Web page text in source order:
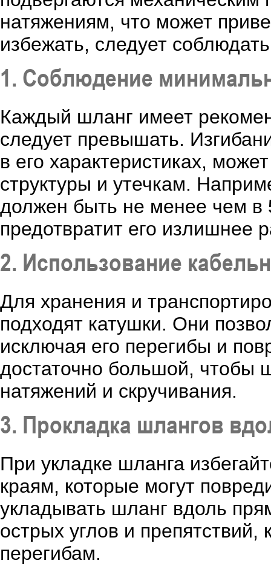
натяжениям, что может
избежать, следует
1. Соблюдение
Каждый шланг имеет
следует превышать.
в его характеристиках,
структуры и утечкам.
должен быть не менее чем
предотвратит его излишнее
2. Использование
Для хранения и
подходят катушки. Они
исключая его перегибы и
достаточно большой, чтобы
натяжений и скручивания.
3. Прокладка шлангов
При укладке шланга
краям, которые могут
укладывать шланг вдоль
острых углов и препятствий,
перегибам.